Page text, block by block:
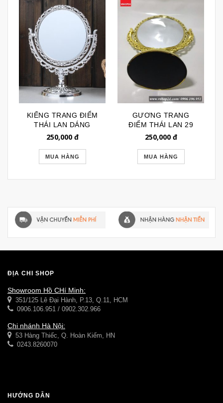
KIẾNG TRANG ĐIỂM
THÁI LAN DÁNG
TRÒN MẠ BẠC 043
250,000đ
MUA HÀNG
GƯƠNG TRANG
ĐIỂM THÁI LAN 29
250,000đ
MUA HÀNG
ĐỊA CHỈ SHOP
Showroom Hồ CHí Minh:
351/125 Lê Đại Hành, P.13, Q.11, HCM
0906.106.951 / 0902.302.966
Chi nhánh Hà Nội:
53 Hàng Thiếc, Q. Hoàn Kiếm, HN
0243.8260070
HƯỚNG DẪN